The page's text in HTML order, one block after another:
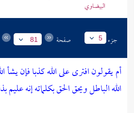
البيضاوي
جزء 5 صفحة 81
أم يقولون افترى على الله كذبا فإن
الله الباطل ويحق الحق بكلماته إنه